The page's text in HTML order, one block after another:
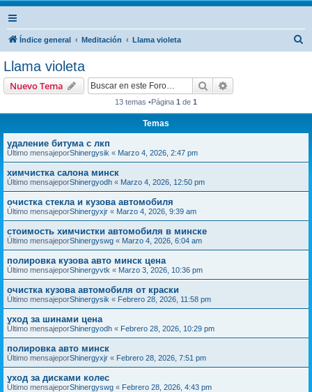
Índice general Meditación Llama violeta
Llama violeta
Nuevo Tema Buscar
13 temas •Página 1 de 1
Temas
удаление битума с лкп
Último mensajeporShinergysik « Marzo 4, 2026, 2:47 pm
химчистка салона минск
Último mensajeporShinergyodh « Marzo 4, 2026, 12:50 pm
очистка стекла и кузова автомобиля
Último mensajeporShinergyxjr « Marzo 4, 2026, 9:39 am
стоимость химчистки автомобиля в минске
Último mensajeporShinergyswg « Marzo 4, 2026, 6:04 am
полировка кузова авто минск цена
Último mensajeporShinergyvtk « Marzo 3, 2026, 10:36 pm
очистка кузова автомобиля от краски
Último mensajeporShinergysik « Febrero 28, 2026, 11:58 pm
уход за шинами цена
Último mensajeporShinergyodh « Febrero 28, 2026, 10:29 pm
полировка авто минск
Último mensajeporShinergyxjr « Febrero 28, 2026, 7:51 pm
уход за дисками колес
Último mensajeporShinergyswg « Febrero 28, 2026, 4:43 pm